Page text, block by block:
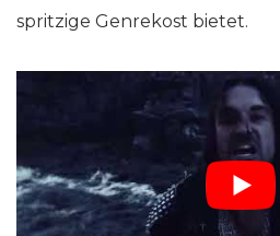
spritzige Genrekost bietet.